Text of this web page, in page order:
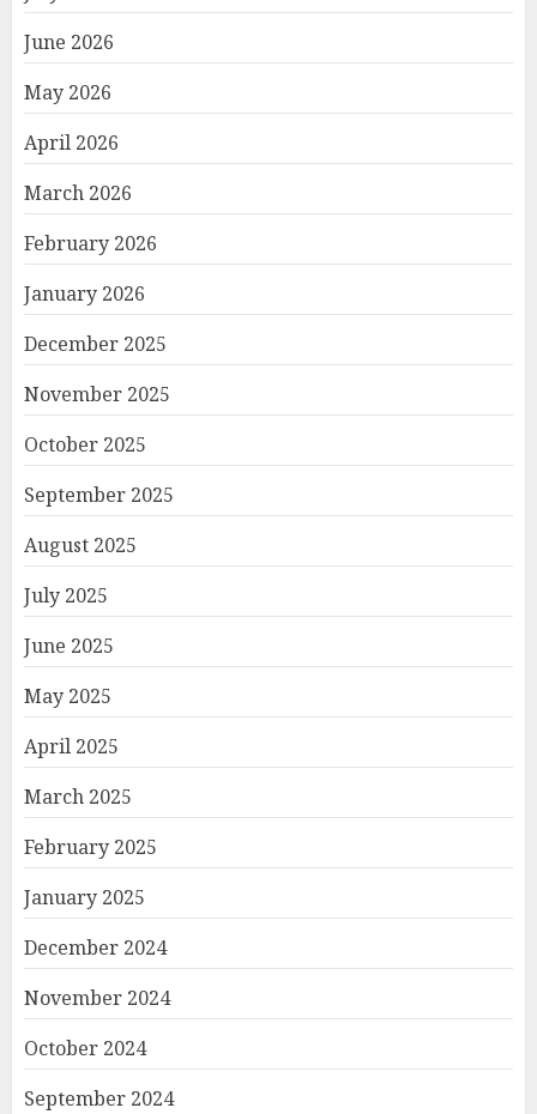
June 2026
May 2026
April 2026
March 2026
February 2026
January 2026
December 2025
November 2025
October 2025
September 2025
August 2025
July 2025
June 2025
May 2025
April 2025
March 2025
February 2025
January 2025
December 2024
November 2024
October 2024
September 2024